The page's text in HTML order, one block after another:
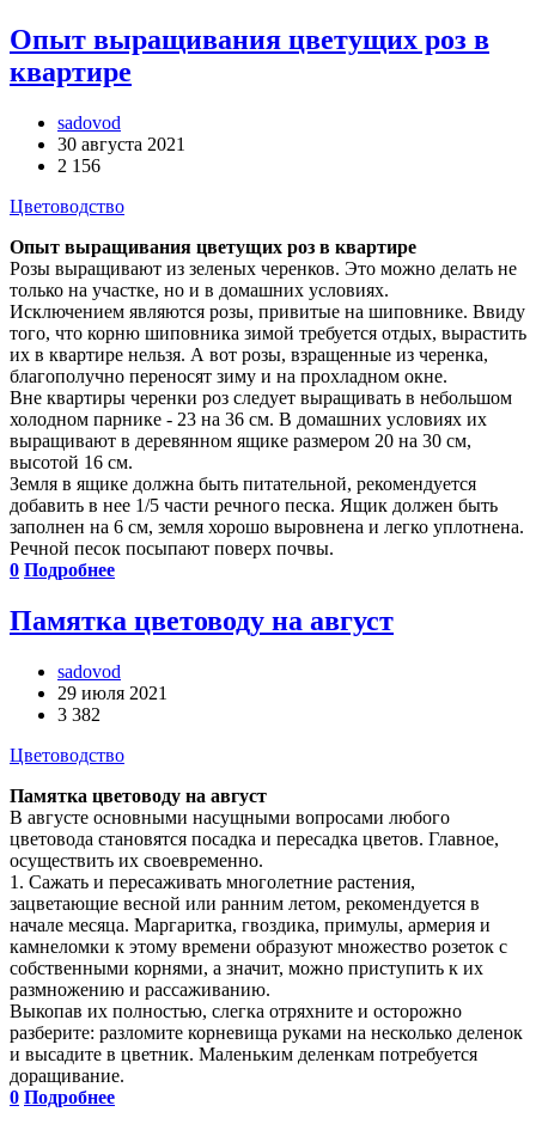
Опыт выращивания цветущих роз в
квартире
sadovod
30 августа 2021
2 156
Цветоводство
Опыт выращивания цветущих роз в квартире
Розы выращивают из зеленых черенков. Это можно делать не
только на участке, но и в домашних условиях.
Исключением являются розы, привитые на шиповнике. Ввиду
того, что корню шиповника зимой требуется отдых, вырастить
их в квартире нельзя. А вот розы, взращенные из черенка,
благополучно переносят зиму и на прохладном окне.
Вне квартиры черенки роз следует выращивать в небольшом
холодном парнике - 23 на 36 см. В домашних условиях их
выращивают в деревянном ящике размером 20 на 30 см,
высотой 16 см.
Земля в ящике должна быть питательной, рекомендуется
добавить в нее 1/5 части речного песка. Ящик должен быть
заполнен на 6 см, земля хорошо выровнена и легко уплотнена.
Речной песок посыпают поверх почвы.
0 Подробнее
Памятка цветоводу на август
sadovod
29 июля 2021
3 382
Цветоводство
Памятка цветоводу на август
В августе основными насущными вопросами любого
цветовода становятся посадка и пересадка цветов. Главное,
осуществить их своевременно.
1. Сажать и пересаживать многолетние растения,
зацветающие весной или ранним летом, рекомендуется в
начале месяца. Маргаритка, гвоздика, примулы, армерия и
камнеломки к этому времени образуют множество розеток с
собственными корнями, а значит, можно приступить к их
размножению и рассаживанию.
Выкопав их полностью, слегка отряхните и осторожно
разберите: разломите корневища руками на несколько деленок
и высадите в цветник. Маленьким деленкам потребуется
доращивание.
0 Подробнее